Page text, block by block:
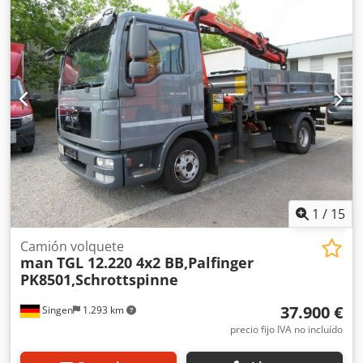
rodadura izquierda (exterior): 18 mm; Profundidad de la
banda de rodadura derecha (interior): 18 mm; Profundidad
de la banda de rodadura derecha (exterior): 18 mm;
Reducción: Ejes planetarios externos; Frenos: Frenos de
tambor Djdpjzra Ivjfx Acyskr Peso en vacío: 10.000 kg Carga
útil: 9.000 kg Peso máximo autorizado: 19.000 kg Daños:
ninguno
1 / 15
Singen 1.293 km
Camión volquete
man TGL 12.220 4x2 BB,Palfinger
PK8501,Schrottspinne
37.900 €
precio fijo IVA no incluído